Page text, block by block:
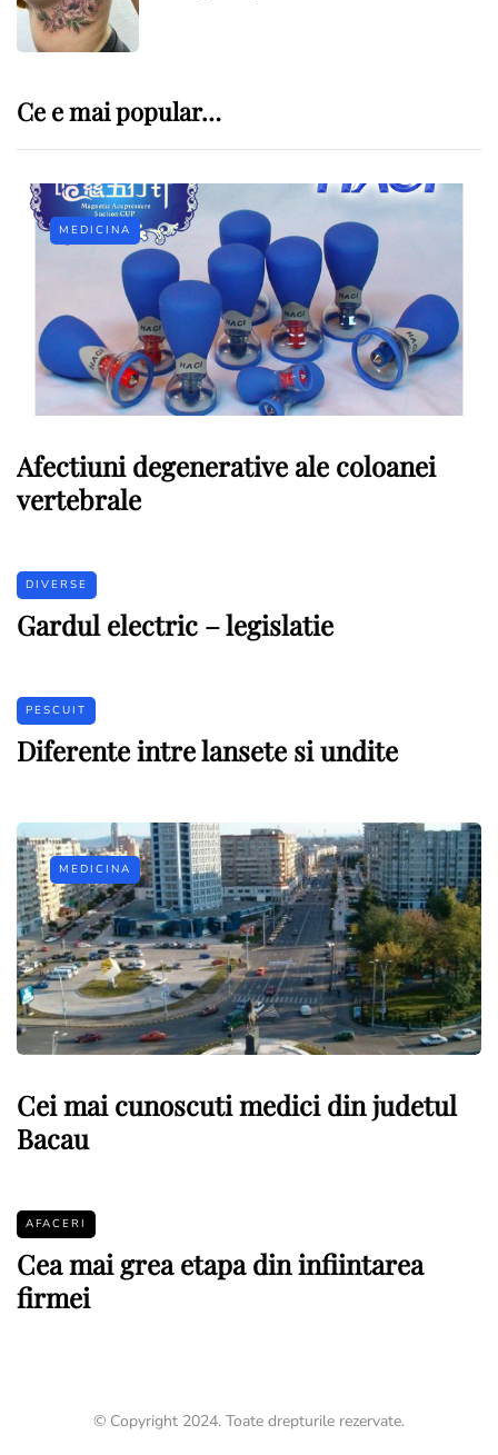
Ce e mai popular…
MEDICINA
Afectiuni degenerative ale coloanei
vertebrale
DIVERSE
Gardul electric – legislatie
PESCUIT
Diferente intre lansete si undite
MEDICINA
Cei mai cunoscuti medici din judetul
Bacau
AFACERI
Cea mai grea etapa din infiintarea
firmei
© Copyright 2024. Toate drepturile rezervate.